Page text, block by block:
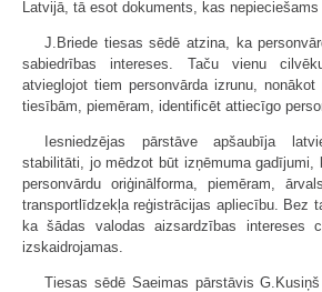
Latvijā, tā esot dokuments, kas nepieciešams
J.Briede tiesas sēdē atzina, ka
sabiedrības intereses. Taču vienu
atvieglojot tiem personvārda izrunu,
tiesībām, piemēram, identificēt attiecīgo
Iesniedzējas pārstāve apšaubīja
stabilitāti, jo mēdzot būt izņēmuma gadījumi,
personvārdu oriģinālforma, piemēram,
transportlīdzekļa reģistrācijas apliecību. Bez
ka šādas valodas aizsardzības intereses
izskaidrojamas.
Tiesas sēdē Saeimas pārstāvis